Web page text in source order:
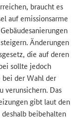
braucht es
auf emissionsarme
Änderungen
die auf deren
sollte jedoch
der Wahl der
verunsichern. Das
gibt laut den
beibehalten